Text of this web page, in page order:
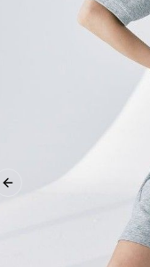
Previous slide